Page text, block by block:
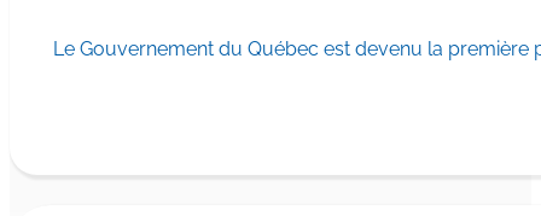
Le Gouvernement du Québec est devenu la première